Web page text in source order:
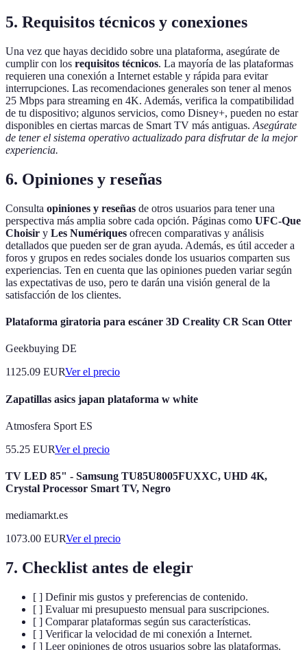
5. Requisitos técnicos y conexiones
Una vez que hayas decidido sobre una plataforma, asegúrate de
cumplir con los requisitos técnicos. La mayoría de las plataformas
requieren una conexión a Internet estable y rápida para evitar
interrupciones. Las recomendaciones generales son tener al menos
25 Mbps para streaming en 4K. Además, verifica la compatibilidad
de tu dispositivo; algunos servicios, como Disney+, pueden no estar
disponibles en ciertas marcas de Smart TV más antiguas. Asegúrate
de tener el sistema operativo actualizado para disfrutar de la mejor
experiencia.
6. Opiniones y reseñas
Consulta opiniones y reseñas de otros usuarios para tener una
perspectiva más amplia sobre cada opción. Páginas como UFC-Que
Choisir y Les Numériques ofrecen comparativas y análisis
detallados que pueden ser de gran ayuda. Además, es útil acceder a
foros y grupos en redes sociales donde los usuarios comparten sus
experiencias. Ten en cuenta que las opiniones pueden variar según
las expectativas de uso, pero te darán una visión general de la
satisfacción de los clientes.
Plataforma giratoria para escáner 3D Creality CR Scan Otter
Geekbuying DE
1125.09 EURVer el precio
Zapatillas asics japan plataforma w white
Atmosfera Sport ES
55.25 EURVer el precio
TV LED 85" - Samsung TU85U8005FUXXC, UHD 4K,
Crystal Processor Smart TV, Negro
mediamarkt.es
1073.00 EURVer el precio
7. Checklist antes de elegir
[ ] Definir mis gustos y preferencias de contenido.
[ ] Evaluar mi presupuesto mensual para suscripciones.
[ ] Comparar plataformas según sus características.
[ ] Verificar la velocidad de mi conexión a Internet.
[ ] Leer opiniones de otros usuarios sobre las plataformas.